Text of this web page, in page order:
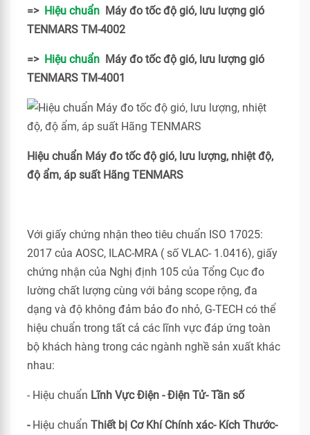
=> Hiệu chuẩn Máy đo tốc độ gió, lưu lượng gió
TENMARS TM-4002
=> Hiệu chuẩn Máy đo tốc độ gió, lưu lượng gió
TENMARS TM-4001
Hiệu chuẩn Máy đo tốc độ gió, lưu lượng, nhiệt độ,
độ ẩm, áp suất Hãng TENMARS
Với giấy chứng nhận theo tiêu chuẩn ISO 17025:
2017 của AOSC, ILAC-MRA ( số VLAC- 1.0416), giấy
chứng nhận của Nghị định 105 của Tổng Cục đo
lường chất lượng cùng với bảng scope rộng, đa
dạng và độ không đảm bảo đo nhỏ, G-TECH có thể
hiệu chuẩn trong tất cả các lĩnh vực đáp ứng toàn
bộ khách hàng trong các ngành nghề sản xuất khác
nhau:
- Hiệu chuẩn Lĩnh Vực Điện - Điện Tử- Tần số
- Hiệu chuẩn Thiết bị Cơ Khí Chính xác- Kích Thước-